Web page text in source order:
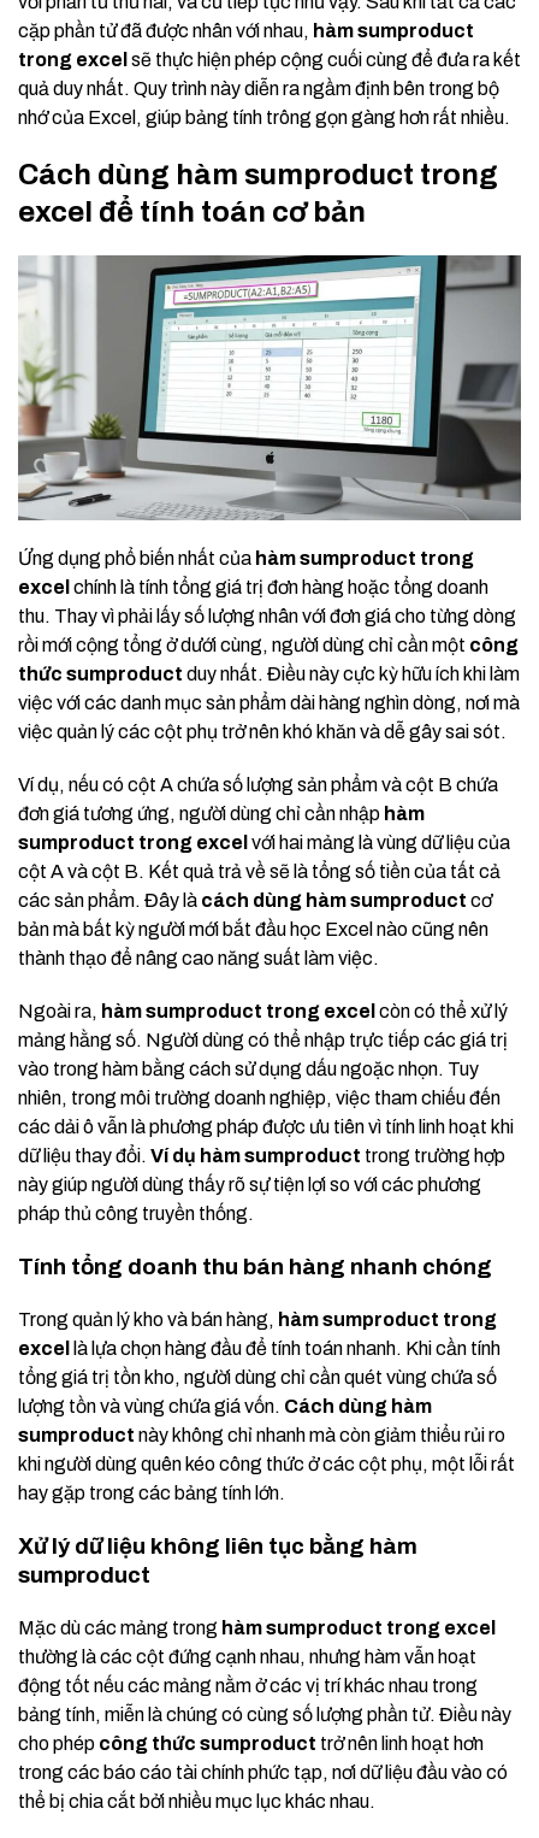
cặp phần tử đã được nhân với nhau, hàm sumproduct
trong excel sẽ thực hiện phép cộng cuối cùng để đưa ra kết
quả duy nhất. Quy trình này diễn ra ngầm định bên trong bộ
nhớ của Excel, giúp bảng tính trông gọn gàng hơn rất nhiều.
Cách dùng hàm sumproduct trong
excel để tính toán cơ bản
Ứng dụng phổ biến nhất của hàm sumproduct trong
excel chính là tính tổng giá trị đơn hàng hoặc tổng doanh
thu. Thay vì phải lấy số lượng nhân với đơn giá cho từng dòng
rồi mới cộng tổng ở dưới cùng, người dùng chỉ cần một công
thức sumproduct duy nhất. Điều này cực kỳ hữu ích khi làm
việc với các danh mục sản phẩm dài hàng nghìn dòng, nơi mà
việc quản lý các cột phụ trở nên khó khăn và dễ gây sai sót.
Ví dụ, nếu có cột A chứa số lượng sản phẩm và cột B chứa
đơn giá tương ứng, người dùng chỉ cần nhập hàm
sumproduct trong excel với hai mảng là vùng dữ liệu của
cột A và cột B. Kết quả trả về sẽ là tổng số tiền của tất cả
các sản phẩm. Đây là cách dùng hàm sumproduct cơ
bản mà bất kỳ người mới bắt đầu học Excel nào cũng nên
thành thạo để nâng cao năng suất làm việc.
Ngoài ra, hàm sumproduct trong excel còn có thể xử lý
mảng hằng số. Người dùng có thể nhập trực tiếp các giá trị
vào trong hàm bằng cách sử dụng dấu ngoặc nhọn. Tuy
nhiên, trong môi trường doanh nghiệp, việc tham chiếu đến
các dải ô vẫn là phương pháp được ưu tiên vì tính linh hoạt khi
dữ liệu thay đổi. Ví dụ hàm sumproduct trong trường hợp
này giúp người dùng thấy rõ sự tiện lợi so với các phương
pháp thủ công truyền thống.
Tính tổng doanh thu bán hàng nhanh chóng
Trong quản lý kho và bán hàng, hàm sumproduct trong
excel
là lựa chọn hàng đầu để tính toán nhanh. Khi cần tính
tổng giá trị tồn kho, người dùng chỉ cần quét vùng chứa số
lượng tồn và vùng chứa giá vốn. Cách dùng hàm
sumproduct này không chỉ nhanh mà còn giảm thiểu rủi ro
khi người dùng quên kéo công thức ở các cột phụ, một lỗi rất
hay gặp trong các bảng tính lớn.
Xử lý dữ liệu không liên tục bằng hàm
sumproduct
Mặc dù các mảng trong hàm sumproduct trong excel
thường là các cột đứng cạnh nhau, nhưng hàm vẫn hoạt
động tốt nếu các mảng nằm ở các vị trí khác nhau trong
bảng tính, miễn là chúng có cùng số lượng phần tử. Điều này
cho phép công thức sumproduct trở nên linh hoạt hơn
trong các báo cáo tài chính phức tạp, nơi dữ liệu đầu vào có
thể bị chia cắt bởi nhiều mục lục khác nhau.